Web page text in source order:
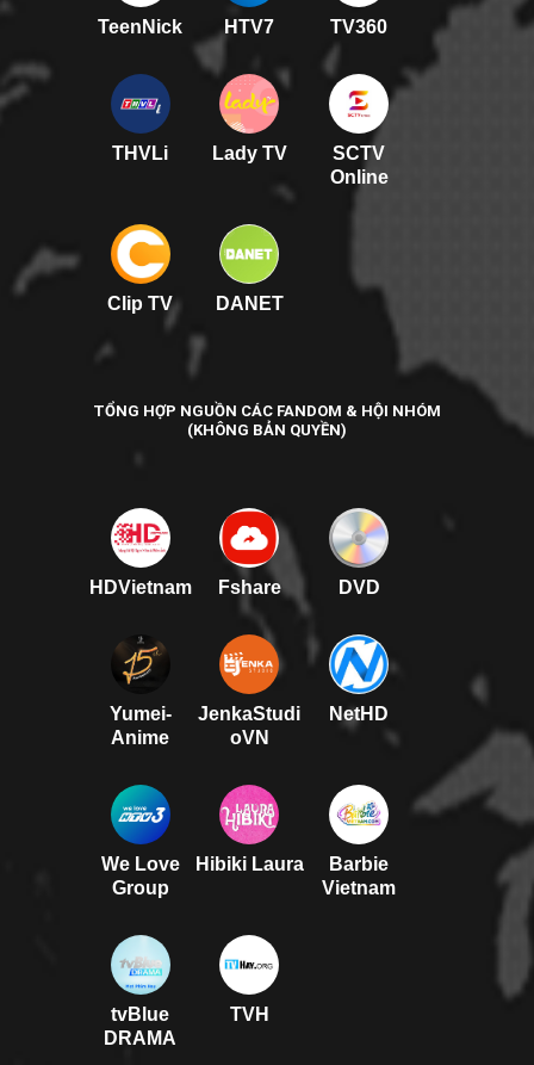
TeenNick HTV7 TV360
THVLi Lady TV
SCTV
Online
Clip TV DANET
TỔNG HỢP NGUỒN CÁC FANDOM & HỘI NHÓM
(KHÔNG BẢN QUYỀN)
HDVietnam Fshare DVD
Yumei-
Anime
JenkaStudi
oVN
NetHD
We Love
Group
Hibiki Laura
Barbie
Vietnam
tvBlue
DRAMA
TVH